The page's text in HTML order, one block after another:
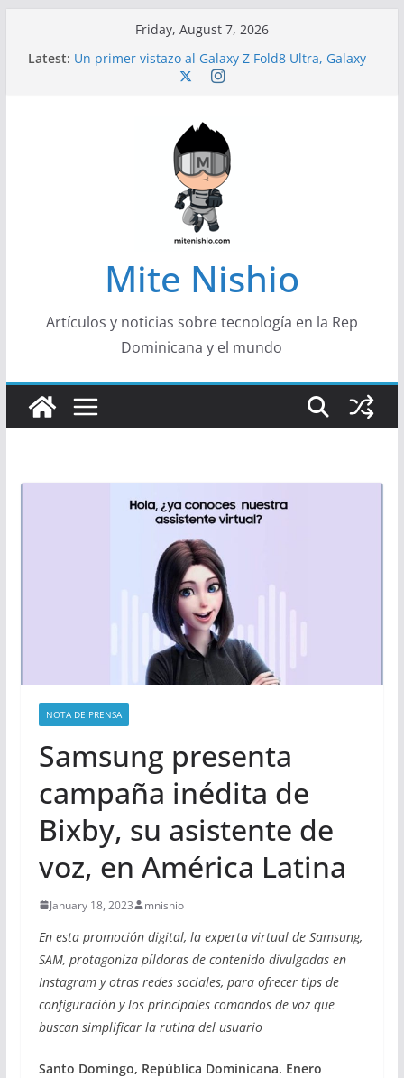
Friday, August 7, 2026
Latest: Un primer vistazo al Galaxy Z Fold8 Ultra, Galaxy
Z Fold8 y Galaxy Z Flip8
Conferencistas analizarán los desafíos que
redefinen el futuro de las finanzas y la economía
Segunda edición de Marketing Unplugged
impulsa el marketing con propósito
Alerta sobre nueva campaña de ciberataques
que afecta a organizaciones de América Latina
Mite Nishio
Artículos y noticias sobre tecnología en la Rep
Dominicana y el mundo
NOTA DE PRENSA
Samsung presenta
campaña inédita de
Bixby, su asistente de
voz, en América Latina
January 18, 2023 mnishio
En esta promoción digital, la experta virtual de Samsung,
SAM, protagoniza píldoras de contenido divulgadas en
Instagram y otras redes sociales, para ofrecer tips de
configuración y los principales comandos de voz que
buscan simplificar la rutina del usuario
Santo Domingo, República Dominicana. Enero